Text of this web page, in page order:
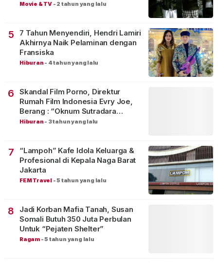
Movie & TV - 2 tahun yang lalu
5
7 Tahun Menyendiri, Hendri Lamiri
Akhirnya Naik Pelaminan dengan
Fransiska
Hiburan - 4 tahun yang lalu
6
Skandal Film Porno, Direktur
Rumah Film Indonesia Evry Joe,
Berang : “Oknum Sutradara
Merusak Perfilman Indonesia”!
Hiburan - 3 tahun yang lalu
7
“Lampoh” Kafe Idola Keluarga &
Profesional di Kepala Naga Barat
Jakarta
FEM Travel -5 tahun yang lalu
8
Jadi Korban Mafia Tanah, Susan
Somali Butuh 350 Juta Perbulan
Untuk “Pejaten Shelter”
Ragam -5 tahun yang lalu